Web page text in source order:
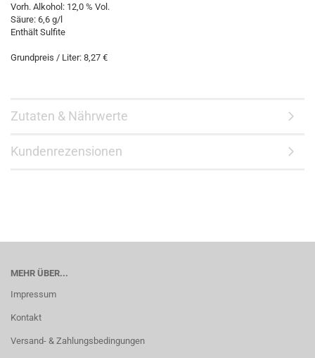
Vorh. Alkohol: 12,0 % Vol.
Säure: 6,6 g/l
Enthält Sulfite
Grundpreis / Liter: 8,27 €
Zutaten & Nährwerte
Kundenrezensionen
MEHR ÜBER...
Impressum
Kontakt
Versand- & Zahlungsbedingungen